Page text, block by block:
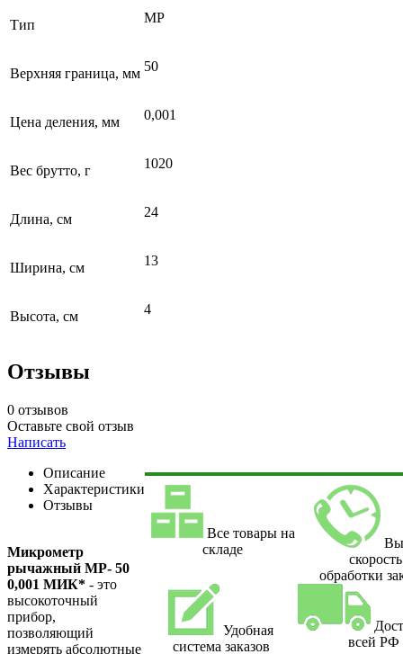
Тип МР
Верхняя граница, мм 50
Цена деления, мм 0,001
Вес брутто, г 1020
Длина, см 24
Ширина, см 13
Высота, см 4
Отзывы
0 отзывов
Оставьте свой отзыв
Написать
Описание
Характеристики
Отзывы
Микрометр
рычажный МР- 50
0,001 МИК* - это
высокоточный
прибор,
позволяющий
измерять абсолютные
Все товары на
складе
скорость
обработки
Удобная
система заказов
всей РФ